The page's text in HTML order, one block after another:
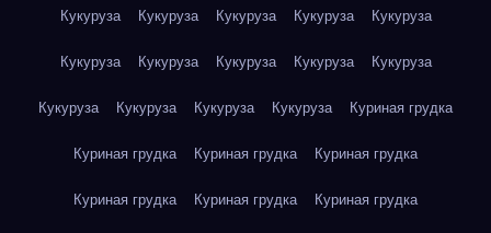
Кукуруза Кукуруза Кукуруза Кукуруза Кукуруза
Кукуруза Кукуруза Кукуруза Кукуруза Кукуруза
Кукуруза Кукуруза Кукуруза Кукуруза Куриная грудка
Куриная грудка Куриная грудка Куриная грудка
Куриная грудка Куриная грудка Куриная грудка